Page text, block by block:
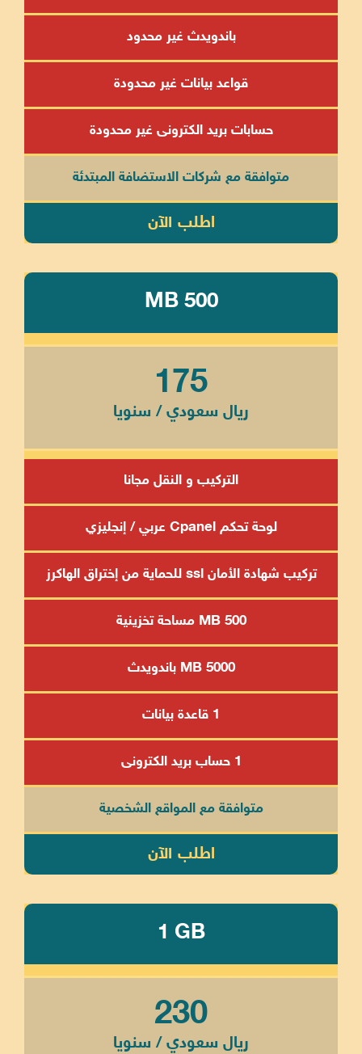
باندويدث غير محدود
قواعد بيانات غير محدودة
حسابات بريد الكترونى غير محدودة
متوافقة مع شركات الاستضافة المبتدئة
اطلب الآن
MB 500
175
ريال سعودي / سنويا
التركيب و النقل مجانا
لوحة تحكم Cpanel عربي / إنجليزي
تركيب شهادة الأمان ssl للحماية من إختراق الهاكرز
500 MB مساحة تخزينية
5000 MB باندويدث
1 قاعدة بيانات
1 حساب بريد الكترونى
متوافقة مع المواقع الشخصية
اطلب الآن
1 GB
230
ريال سعودي / سنويا